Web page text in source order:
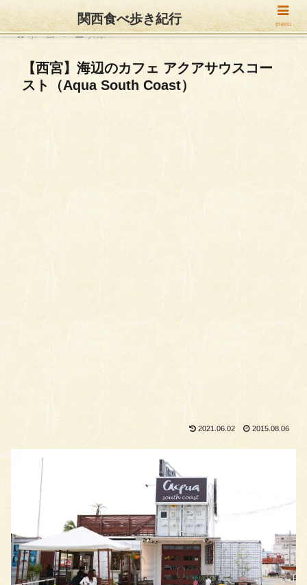
ホーム 兵庫
【西宮】海辺のカフェ アクアサウスコー
スト（Aqua South Coast）
2021.06.02 2015.08.06
関西食べ歩き紀行 menu